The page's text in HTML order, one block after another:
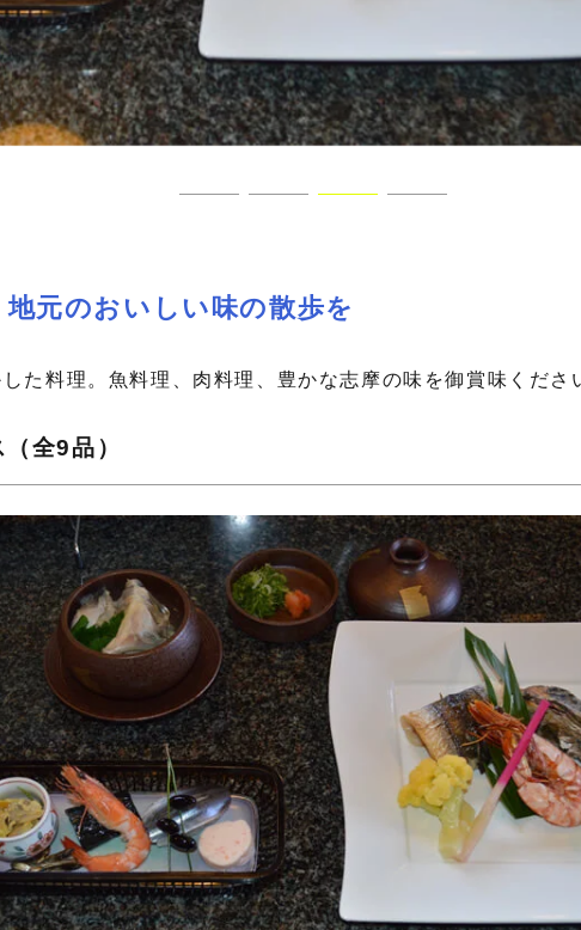
元のおいしい味の散歩を
た料理。魚料理、肉料理、豊かな志摩の味を御賞味くださ
全9品）